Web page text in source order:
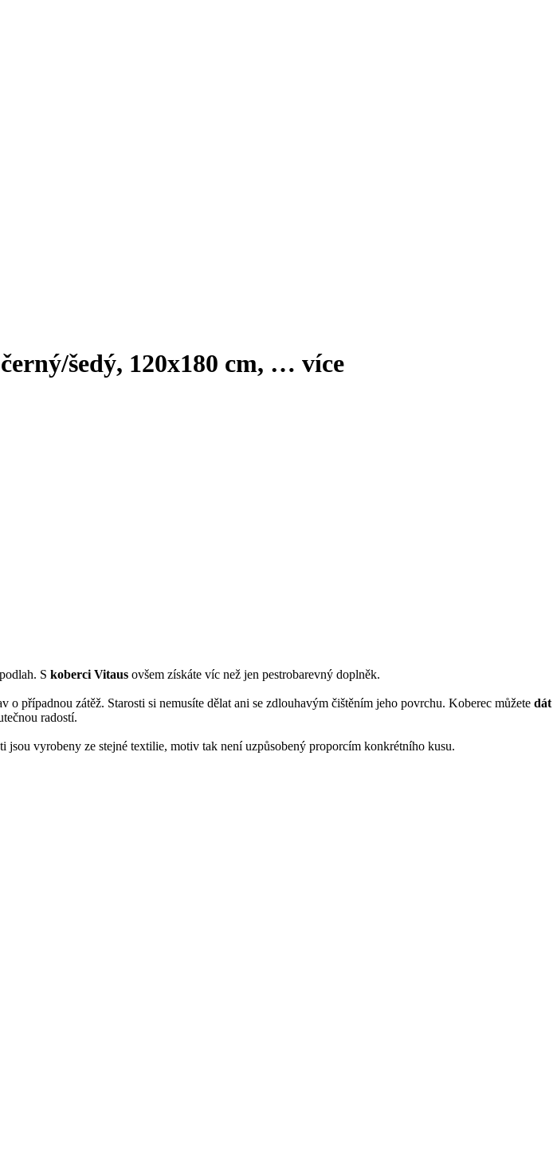
šedý, 120x180 cm, … více
S koberci Vitaus ovšem získáte víc než jen pestrobarevný doplněk.
o případnou zátěž. Starosti si nemusíte dělat ani se zdlouhavým čištěním jeho povrchu. Koberec můžete dát
radostí.
vyrobeny ze stejné textilie, motiv tak není uzpůsobený proporcím konkrétního kusu.